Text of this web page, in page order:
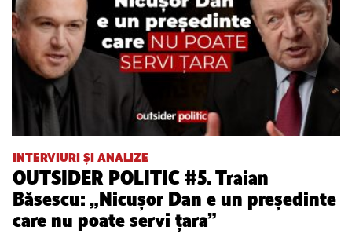
INTERVIURI ȘI ANALIZE
OUTSIDER POLITIC #5. Traian
Băsescu: „Nicușor Dan e un președinte
care nu poate servi țara”